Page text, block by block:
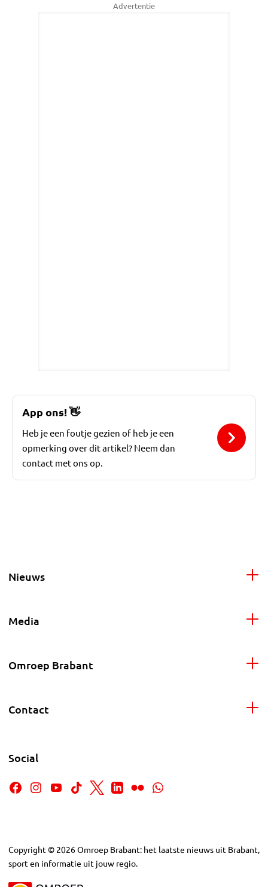
Advertentie
App ons!👋
Heb je een foutje gezien of heb je een
opmerking over dit artikel? Neem dan
contact met ons op.
Nieuws
Media
Omroep Brabant
Contact
Social
Copyright © 2026Omroep Brabant: het laatste nieuws uit Brabant,
sport en informatie uit jouw regio.